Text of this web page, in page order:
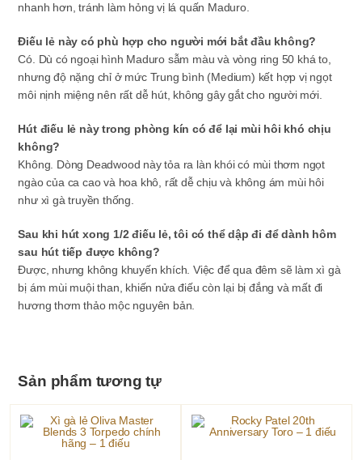
nhanh hơn, tránh làm hỏng vị lá quấn Maduro.
Điếu lẻ này có phù hợp cho người mới bắt đầu không?
Có. Dù có ngoại hình Maduro sẫm màu và vòng ring 50 khá to,
nhưng độ nặng chỉ ở mức Trung bình (Medium) kết hợp vị ngọt
môi nịnh miệng nên rất dễ hút, không gây gắt cho người mới.
Hút điếu lẻ này trong phòng kín có để lại mùi hôi khó chịu
không?
Không. Dòng Deadwood này tỏa ra làn khói có mùi thơm ngọt
ngào của ca cao và hoa khô, rất dễ chịu và không ám mùi hôi
như xì gà truyền thống.
Sau khi hút xong 1/2 điếu lẻ, tôi có thể dập đi để dành hôm
sau hút tiếp được không?
Được, nhưng không khuyến khích. Việc để qua đêm sẽ làm xì gà
bị ám mùi muội than, khiến nửa điếu còn lại bị đắng và mất đi
hương thơm thảo mộc nguyên bản.
Sản phẩm tương tự